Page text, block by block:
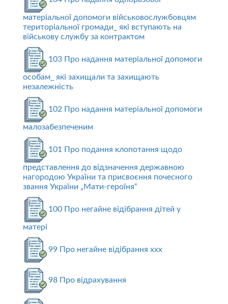
матеріальної допомоги військовослужбовцям
територіальної громади_ які вступають на
військову службу за контрактом
103 Про надання матеріальної допомоги
особам_ які захищали та захищають
незалежність
102 Про надання матеріальної допомоги
малозабезпеченим
101 Про подання клопотання щодо
представлення до відзначення державною
нагородою України та присвоєння почесного
звання України „Мати-героїня“
100 Про негайне відібрання дітей у
матері
99 Про негайне відібрання ххх
98 Про відрахування